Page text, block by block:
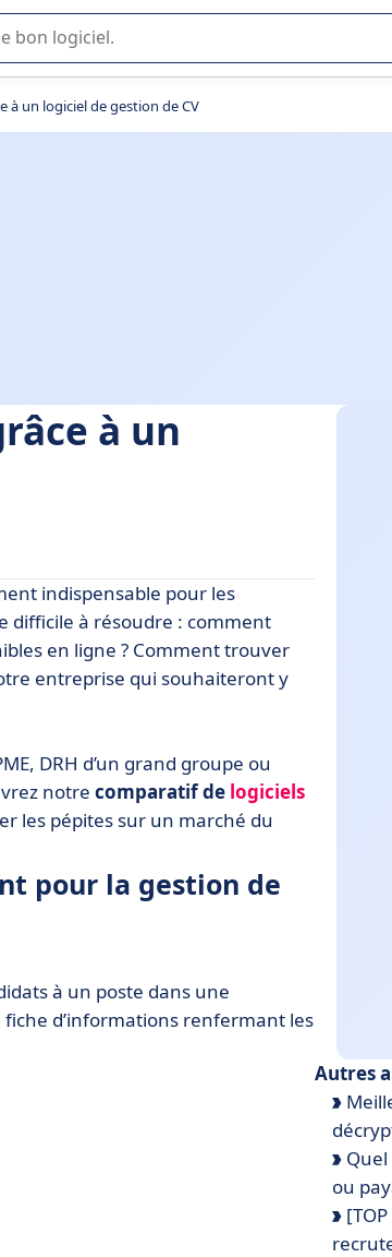
de logiciel SaaS en entreprise.
à un logiciel de gestion de CV
à un
?
!
indispensable pour les
difficile à résoudre : comment
en ligne ? Comment trouver
entreprise qui souhaiteront y
DRH d’un grand groupe ou
notre comparatif de logiciels
les pépites sur un marché du
pour la gestion de
à un poste dans une
fiche d’informations renfermant les
Autres
ou